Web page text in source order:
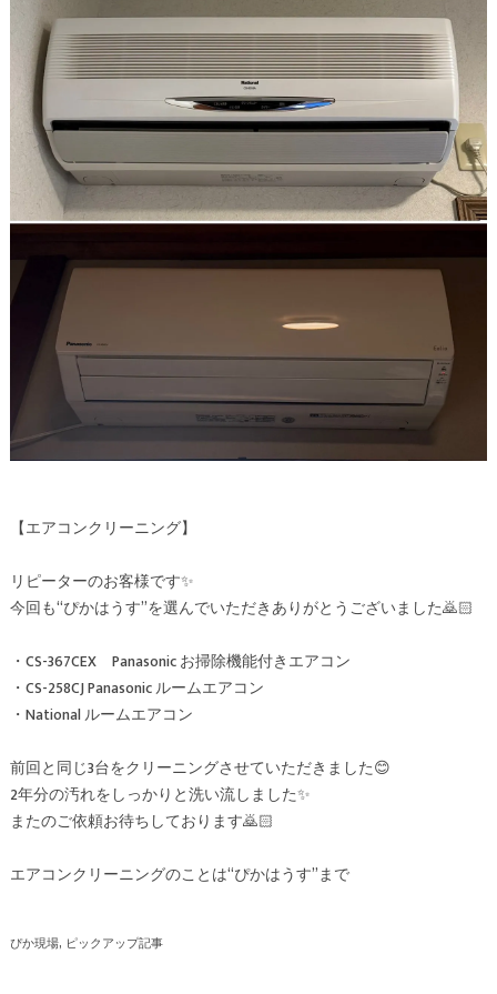
【エアコンクリーニング】
リピーターのお客様です✨
今回も“ぴかはうす”を選んでいただきありがとうございました🙇🏻
・CS-367CEX Panasonic お掃除機能付きエアコン
・CS-258CJ Panasonic ルームエアコン
・National ルームエアコン
前回と同じ3台をクリーニングさせていただきました😊
2年分の汚れをしっかりと洗い流しました✨
またのご依頼お待ちしております🙇🏻
エアコンクリーニングのことは“ぴかはうす”まで
ぴか現場 ピックアップ記事